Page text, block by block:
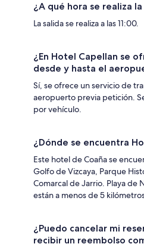
¿A qué hora se realiza
La salida se realiza a las 11:00.
¿En Hotel Capellan se
desde y hasta el
Sí, se ofrece un servicio de
aeropuerto previa petición.
por vehículo.
¿Dónde se encuentra
Este hotel de Coaña se
Golfo de Vizcaya, Parque
Comarcal de Jarrio. Playa de
están a menos de 5
¿Puedo cancelar mi
recibir un reembolso